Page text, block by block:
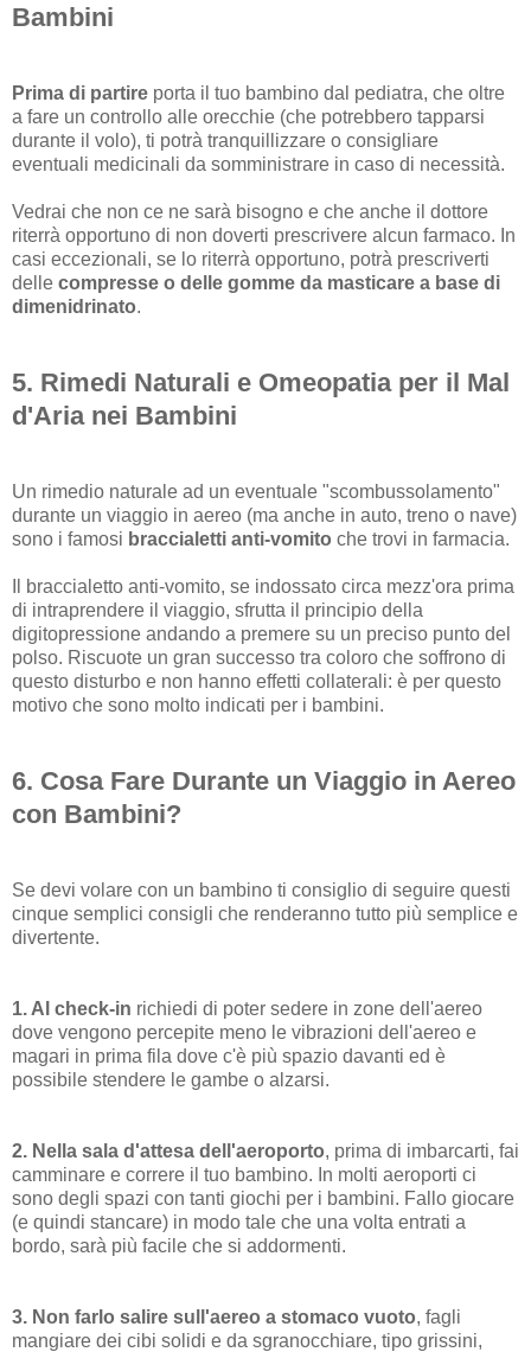
Bambini
Prima di partire porta il tuo bambino dal pediatra, che oltre
a fare un controllo alle orecchie (che potrebbero tapparsi
durante il volo), ti potrà tranquillizzare o consigliare
eventuali medicinali da somministrare in caso di necessità.
Vedrai che non ce ne sarà bisogno e che anche il dottore
riterrà opportuno di non doverti prescrivere alcun farmaco. In
casi eccezionali, se lo riterrà opportuno, potrà prescriverti
delle compresse o delle gomme da masticare a base di
dimenidrinato.
5. Rimedi Naturali e Omeopatia per il Mal
d'Aria nei Bambini
Un rimedio naturale ad un eventuale "scombussolamento"
durante un viaggio in aereo (ma anche in auto, treno o nave)
sono i famosi braccialetti anti-vomito che trovi in farmacia.
Il braccialetto anti-vomito, se indossato circa mezz'ora prima
di intraprendere il viaggio, sfrutta il principio della
digitopressione andando a premere su un preciso punto del
polso. Riscuote un gran successo tra coloro che soffrono di
questo disturbo e non hanno effetti collaterali: è per questo
motivo che sono molto indicati per i bambini.
6. Cosa Fare Durante un Viaggio in Aereo
con Bambini?
Se devi volare con un bambino ti consiglio di seguire questi
cinque semplici consigli che renderanno tutto più semplice e
divertente.
1. Al check-in richiedi di poter sedere in zone dell'aereo
dove vengono percepite meno le vibrazioni dell'aereo e
magari in prima fila dove c'è più spazio davanti ed è
possibile stendere le gambe o alzarsi.
2. Nella sala d'attesa dell'aeroporto, prima di imbarcarti, fai
camminare e correre il tuo bambino. In molti aeroporti ci
sono degli spazi con tanti giochi per i bambini. Fallo giocare
(e quindi stancare) in modo tale che una volta entrati a
bordo, sarà più facile che si addormenti.
3. Non farlo salire sull'aereo a stomaco vuoto, fagli
mangiare dei cibi solidi e da sgranocchiare, tipo grissini,